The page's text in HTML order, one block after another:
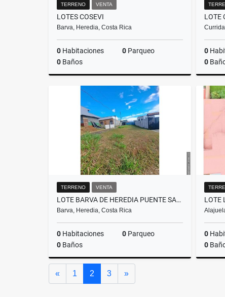
TERRENO VENTA
LOTES COSEVI
Barva, Heredia, Costa Rica
0 Habitaciones 0 Parqueo
0 Baños
₡65.000.000
LOTE
0
0
TERRENO VENTA
LOTE BARVA DE HEREDIA PUENTE SALAS
Barva, Heredia, Costa Rica
0 Habitaciones 0 Parqueo
0 Baños
LOTE
0
0
« Anterior
1 2 3 »Siguiente